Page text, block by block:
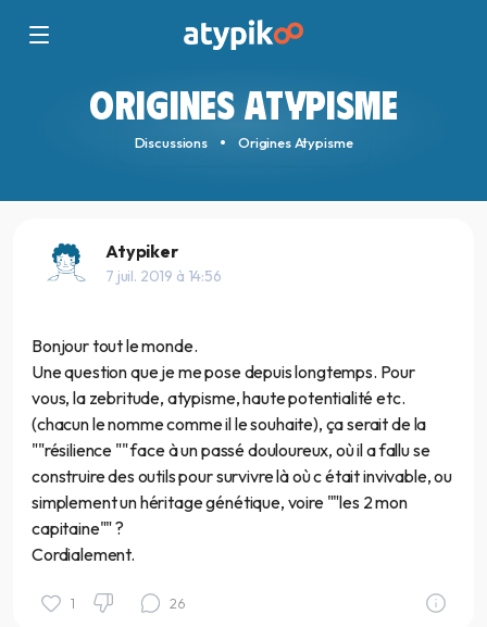
ORIGINES ATYPISME
Discussions Origines Atypisme
Atypiker
7 juil. 2019 à 14:56
Bonjour tout le monde.
Une question que je me pose depuis longtemps. Pour
vous, la zebritude, atypisme, haute potentialité etc.
(chacun le nomme comme il le souhaite), ça serait de la
""résilience "" face à un passé douloureux, où il a fallu se
construire des outils pour survivre là où c était invivable, ou
simplement un héritage génétique, voire ""les 2 mon
capitaine"" ?
Cordialement.
1 26